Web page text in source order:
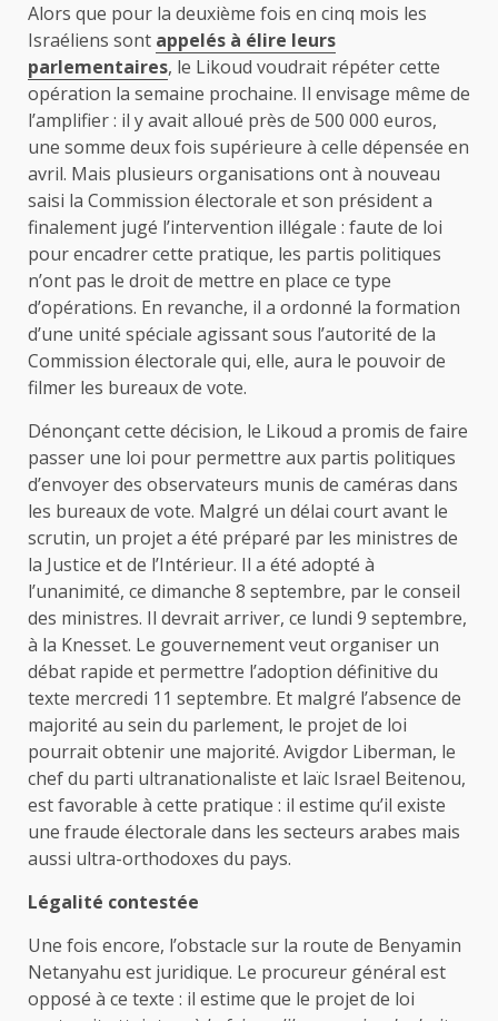
Alors que pour la deuxième fois en cinq mois les
Israéliens sont appelés à élire leurs
parlementaires, le Likoud voudrait répéter cette
opération la semaine prochaine. Il envisage même de
l’amplifier : il y avait alloué près de 500 000 euros,
une somme deux fois supérieure à celle dépensée en
avril. Mais plusieurs organisations ont à nouveau
saisi la Commission électorale et son président a
finalement jugé l’intervention illégale : faute de loi
pour encadrer cette pratique, les partis politiques
n’ont pas le droit de mettre en place ce type
d’opérations. En revanche, il a ordonné la formation
d’une unité spéciale agissant sous l’autorité de la
Commission électorale qui, elle, aura le pouvoir de
filmer les bureaux de vote.
Dénonçant cette décision, le Likoud a promis de faire
passer une loi pour permettre aux partis politiques
d’envoyer des observateurs munis de caméras dans
les bureaux de vote. Malgré un délai court avant le
scrutin, un projet a été préparé par les ministres de
la Justice et de l’Intérieur. Il a été adopté à
l’unanimité, ce dimanche 8 septembre, par le conseil
des ministres. Il devrait arriver, ce lundi 9 septembre,
à la Knesset. Le gouvernement veut organiser un
débat rapide et permettre l’adoption définitive du
texte mercredi 11 septembre. Et malgré l’absence de
majorité au sein du parlement, le projet de loi
pourrait obtenir une majorité. Avigdor Liberman, le
chef du parti ultranationaliste et laïc Israel Beitenou,
est favorable à cette pratique : il estime qu’il existe
une fraude électorale dans les secteurs arabes mais
aussi ultra-orthodoxes du pays.
Légalité contestée
Une fois encore, l’obstacle sur la route de Benyamin
Netanyahu est juridique. Le procureur général est
opposé à ce texte : il estime que le projet de loi